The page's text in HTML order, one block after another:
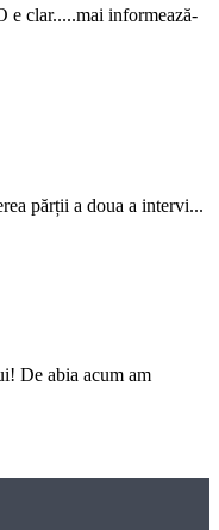
e clar.....mai informează-
părții a doua a intervi...
De abia acum am